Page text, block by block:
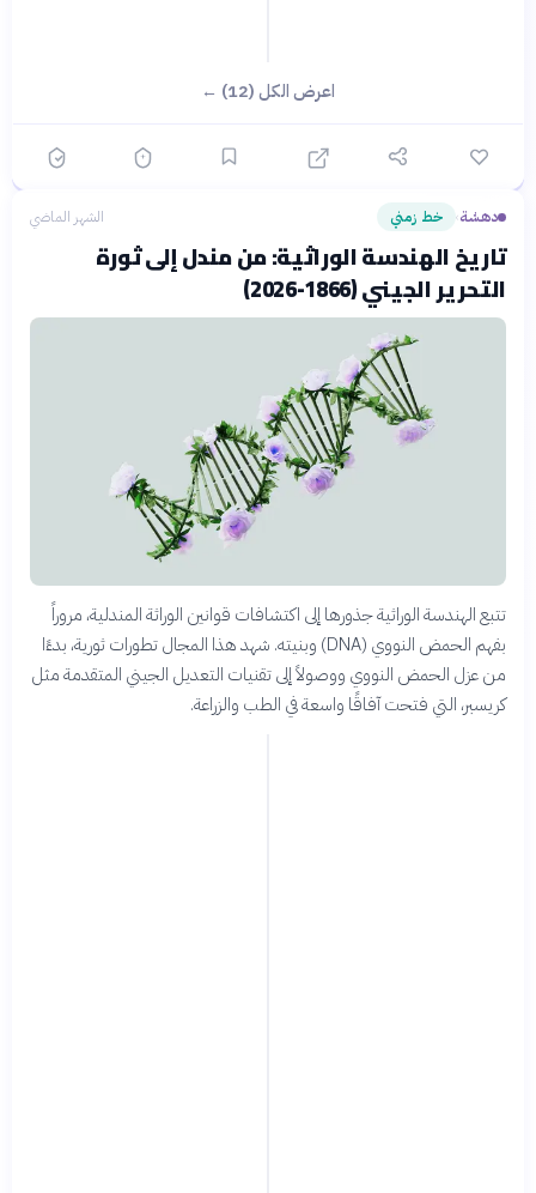
اعرض الكل (12) ←
دهشة› خط زمني الشهر الماضي
تاريخ الهندسة الوراثية: من مندل إلى ثورة
التحرير الجيني (1866-2026)
تتبع الهندسة الوراثية جذورها إلى اكتشافات قوانين الوراثة المندلية، مروراً
بفهم الحمض النووي (DNA) وبنيته. شهد هذا المجال تطورات ثورية، بدءًا
من عزل الحمض النووي ووصولاً إلى تقنيات التعديل الجيني المتقدمة مثل
كريسبر، التي فتحت آفاقًا واسعة في الطب والزراعة.